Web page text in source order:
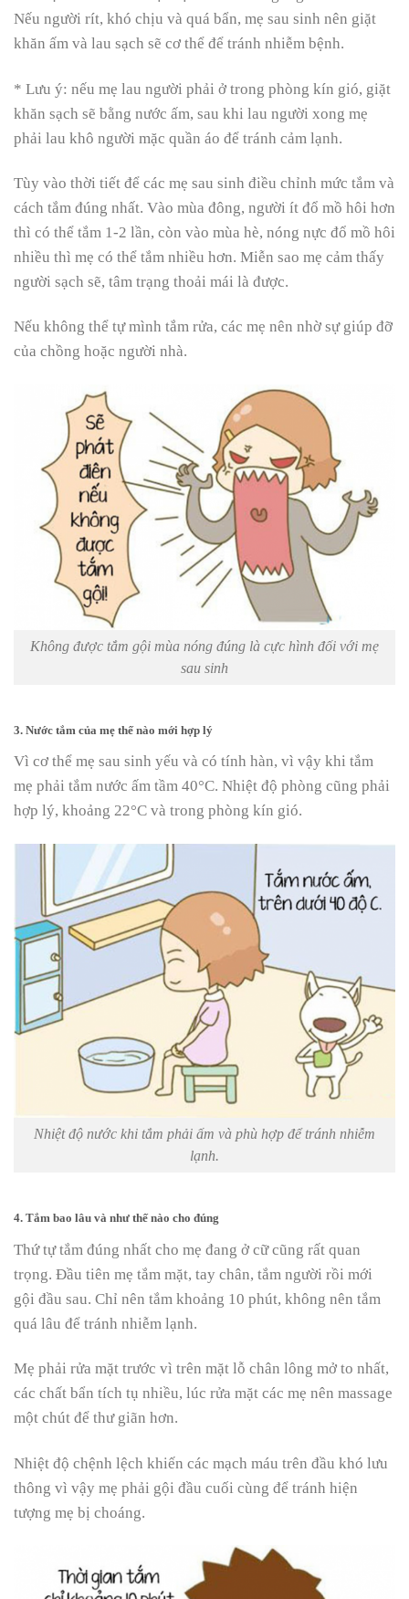
Nếu người rít, khó chịu và quá bẩn, mẹ sau sinh nên giặt
khăn ấm và lau sạch sẽ cơ thể để tránh nhiễm bệnh.
* Lưu ý: nếu mẹ lau người phải ở trong phòng kín gió, giặt
khăn sạch sẽ bằng nước ấm, sau khi lau người xong mẹ
phải lau khô người mặc quần áo để tránh cảm lạnh.
Tùy vào thời tiết để các mẹ sau sinh điều chỉnh mức tắm và
cách tắm đúng nhất. Vào mùa đông, người ít đổ mồ hôi hơn
thì có thể tắm 1-2 lần, còn vào mùa hè, nóng nực đổ mồ hôi
nhiều thì mẹ có thể tắm nhiều hơn. Miễn sao mẹ cảm thấy
người sạch sẽ, tâm trạng thoải mái là được.
Nếu không thể tự mình tắm rửa, các mẹ nên nhờ sự giúp đỡ
của chồng hoặc người nhà.
Không được tắm gội mùa nóng đúng là cực hình đối với mẹ
sau sinh
3. Nước tắm của mẹ thế nào mới hợp lý
Vì cơ thể mẹ sau sinh yếu và có tính hàn, vì vậy khi tắm
mẹ phải tắm nước ấm tầm 40°C. Nhiệt độ phòng cũng phải
hợp lý, khoảng 22°C và trong phòng kín gió.
Nhiệt độ nước khi tắm phải ấm và phù hợp để tránh nhiễm
lạnh.
4. Tắm bao lâu và như thế nào cho đúng
Thứ tự tắm đúng nhất cho mẹ đang ở cữ cũng rất quan
trọng. Đầu tiên mẹ tắm mặt, tay chân, tắm người rồi mới
gội đầu sau. Chỉ nên tắm khoảng 10 phút, không nên tắm
quá lâu để tránh nhiễm lạnh.
Mẹ phải rửa mặt trước vì trên mặt lỗ chân lông mở to nhất,
các chất bẩn tích tụ nhiều, lúc rửa mặt các mẹ nên massage
một chút để thư giãn hơn.
Nhiệt độ chệnh lệch khiến các mạch máu trên đầu khó lưu
thông vì vậy mẹ phải gội đầu cuối cùng để tránh hiện
tượng mẹ bị choáng.